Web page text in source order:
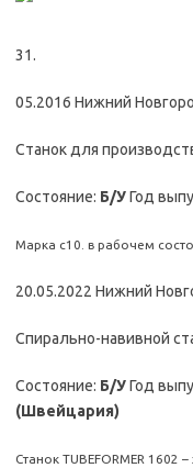
31.
05.2016 Нижний
Станок для
Состояние: Б/УГод
Марка с10. в рабочем
20.05.2022 Нижний
Спирально-навивной
Состояние: Б/УГод
(Швейцария)
Станок TUBEFORMER 1602